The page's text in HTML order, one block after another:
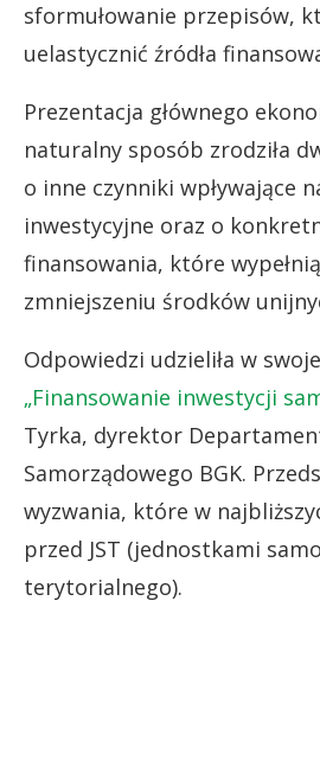
sformułowanie przepisów,
uelastycznić źródła
Prezentacja głównego
naturalny sposób zrodziła
o inne czynniki wpływające
inwestycyjne oraz o
finansowania, które
zmniejszeniu środków
Odpowiedzi udzieliła w
„Finansowanie inwestycji
Tyrka, dyrektor
Samorządowego BGK.
wyzwania, które w
przed JST (jednostkami
terytorialnego).